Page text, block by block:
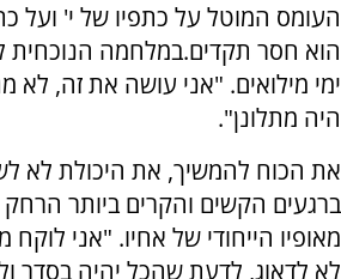
העומס המוטל על כתפיו של י' ועל
ימי מילואים. "אני עושה את זה, לא
היה מתלונן".
את הכוח להמשיך, את היכולת לא
ברגעים הקשים והקרים ביותר
מאופיו הייחודי של אחיו. "אני
לא לדאוג, לדעת שהכל יהיה בסדר